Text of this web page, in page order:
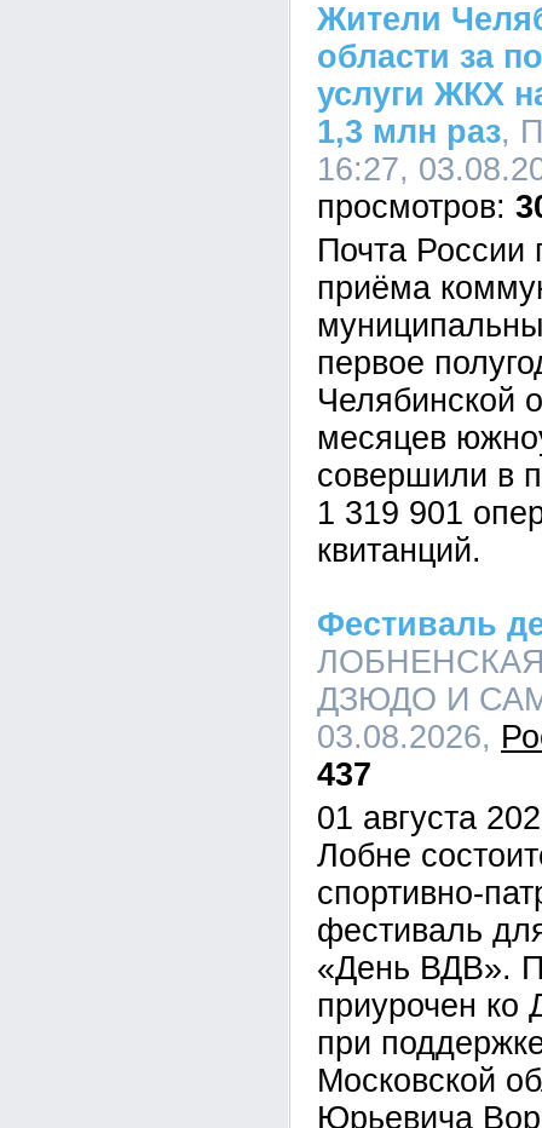
Жители
области за
услуги ЖКХ
1,3 млн раз,
16:27,
Почта России
приёма
первое
Челябинской
месяцев
совершили в
1 319 901
квитанций.
Фестиваль
ДЗЮДО И
03.08.2026,
437
01 августа
Лобне
спортивно-
фестиваль
«День ВДВ».
приурочен
при
Московской
Юрьевича